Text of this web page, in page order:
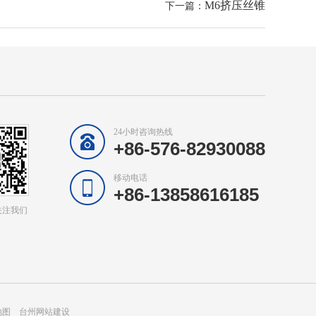
下一篇： M6挤压丝锥
我们
24小时咨询热线
+86-576-82930088
移动电话
+86-13858616185
台州网站建设